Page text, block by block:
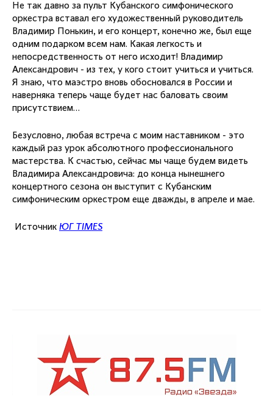
Не так давно за пульт Кубанского симфонического
оркестра вставал его художественный руководитель
Владимир Понькин, и его концерт, конечно же, был еще
одним подарком всем нам. Какая легкость и
непосредственность от него исходит! Владимир
Александрович - из тех, у кого стоит учиться и учиться.
Я знаю, что маэстро вновь обосновался в России и
наверняка теперь чаще будет нас баловать своим
присутствием…
Безусловно, любая встреча с моим наставником - это
каждый раз урок абсолютного профессионального
мастерства. К счастью, сейчас мы чаще будем видеть
Владимира Александровича: до конца нынешнего
концертного сезона он выступит с Кубанским
симфоническим оркестром еще дважды, в апреле и мае.
Источник ЮГ TIMES